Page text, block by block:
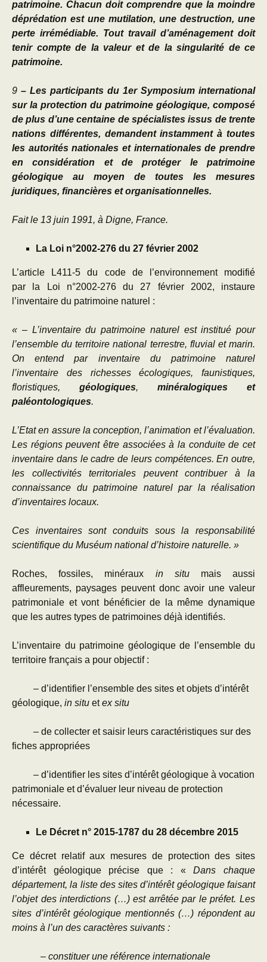
patrimoine. Chacun doit comprendre que la moindre
déprédation est une mutilation, une destruction, une
perte irrémédiable. Tout travail d’aménagement doit
tenir compte de la valeur et de la singularité de ce
patrimoine.
9 – Les participants du 1er Symposium international
sur la protection du patrimoine géologique, composé
de plus d’une centaine de spécialistes issus de trente
nations différentes, demandent instamment à toutes
les autorités nationales et internationales de prendre
en considération et de protéger le patrimoine
géologique au moyen de toutes les mesures
juridiques, financières et organisationnelles.
Fait le 13 juin 1991, à Digne, France.
La Loi n°2002-276 du 27 février 2002
L’article L411-5 du code de l’environnement modifié
par la Loi n°2002-276 du 27 février 2002, instaure
l’inventaire du patrimoine naturel :
« – L’inventaire du patrimoine naturel est institué pour
l’ensemble du territoire national terrestre, fluvial et marin.
On entend par inventaire du patrimoine naturel
l’inventaire des richesses écologiques, faunistiques,
floristiques, géologiques, minéralogiques et
paléontologiques.
L’Etat en assure la conception, l’animation et l’évaluation.
Les régions peuvent être associées à la conduite de cet
inventaire dans le cadre de leurs compétences. En outre,
les collectivités territoriales peuvent contribuer à la
connaissance du patrimoine naturel par la réalisation
d’inventaires locaux.
Ces inventaires sont conduits sous la responsabilité
scientifique du Muséum national d’histoire naturelle. »
Roches, fossiles, minéraux in situmais aussi
affleurements, paysages peuvent donc avoir une valeur
patrimoniale et vont bénéficier de la même dynamique
que les autres types de patrimoines déjà identifiés.
L’inventaire du patrimoine géologique de l’ensemble du
territoire français a pour objectif :
– d’identifier l’ensemble des sites et objets d’intérêt
géologique, in situ etex situ
– de collecter et saisir leurs caractéristiques sur des
fiches appropriées
– d’identifier les sites d’intérêt géologique à vocation
patrimoniale et d’évaluer leur niveau de protection
nécessaire.
Le Décret n° 2015-1787 du 28 décembre 2015
Ce décret relatif aux mesures de protection des sites
d’intérêt géologique précise que : «Dans chaque
département, la liste des sites d’intérêt géologique faisant
l’objet des interdictions (…) est arrêtée par le préfet. Les
sites d’intérêt géologique mentionnés (…) répondent au
moins à l’un des caractères suivants :
– constituer une référence internationale